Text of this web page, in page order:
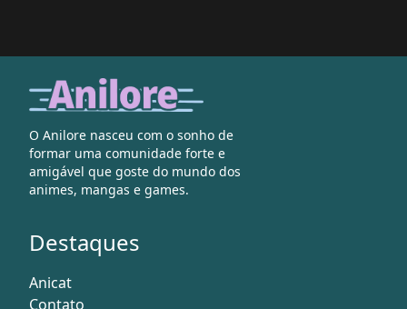
O Anilore nasceu com o sonho de
formar uma comunidade forte e
amigável que goste do mundo dos
animes, mangas e games.
Destaques
Anicat
Contato